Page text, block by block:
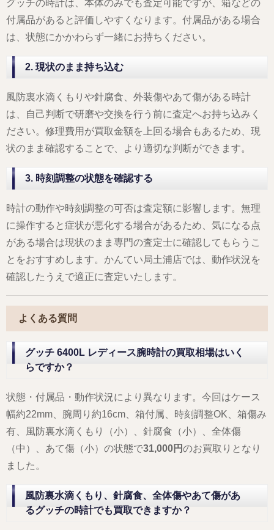
グッチの時計は、本体のみでも査定可能ですが、箱などの
付属品があると評価しやすくなります。付属品がある場合
は、状態にかかわらず一緒にお持ちください。
2. 現状のまま持ち込む
風防裏水滴くもりや針腐食、外装傷やあて傷がある時計
は、自己判断で研磨や交換を行う前に査定へお持ち込みく
ださい。修理費用が買取金額を上回る場合もあるため、現
状のまま確認することで、より適切な判断ができます。
3. 時刻調整の状態を確認する
時計の動作や時刻調整の可否は査定額に影響します。無理
に操作すると症状が悪化する場合があるため、気になる点
がある場合は現状のまま専門の査定士に確認してもらうこ
とをおすすめします。かんてい局土浦店では、動作状況を
確認したうえで適正に査定いたします。
よくある質問
グッチ 6400L レディース腕時計の買取相場はいく
らですか？
状態・付属品・動作状況により異なります。今回はケース
幅約22mm、腕周り約16cm、箱付属、時刻調整OK、箱傷み
有、風防裏水滴くもり（小）、針腐食（小）、全体傷
（中）、あて傷（小）の状態で31,000円のお買取りとなり
ました。
風防裏水滴くもり、針腐食、全体傷やあて傷があ
るグッチの時計でも買取できますか？